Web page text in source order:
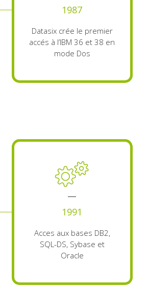
1987
Datasix crée le premier
accés à l’IBM 36 et 38 en
mode Dos
1991
Acces aux bases DB2,
SQL-DS, Sybase et
Oracle